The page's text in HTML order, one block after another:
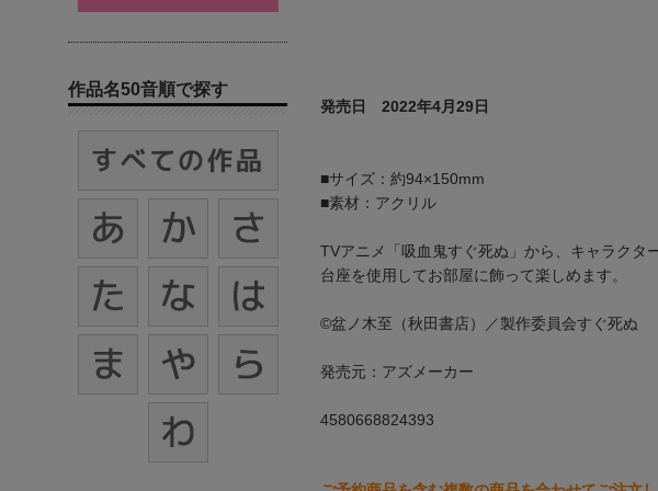
発売日 2022年4月29日
■サイズ：約94×150mm
■素材：アクリル
TVアニメ「吸血鬼すぐ死ぬ」から、キャラクタ
台座を使用してお部屋に飾って楽しめます。
©盆ノ木至（秋田書店）／製作委員会すぐ死ぬ
発売元：アズメーカー
4580668824393
作品名50音順で探す